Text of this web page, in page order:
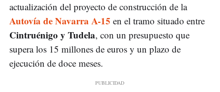
actualización del proyecto de construcción de la
Autovía de Navarra A-15 en el tramo situado entre
Cintruénigo y Tudela, con un presupuesto que
supera los 15 millones de euros y un plazo de
ejecución de doce meses.